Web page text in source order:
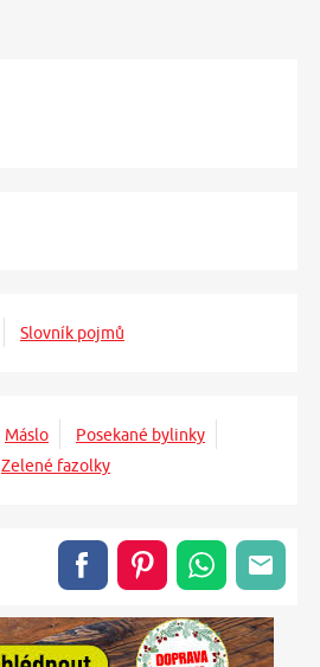
Slovník pojmů
Máslo
Posekané bylinky
Zelené fazolky